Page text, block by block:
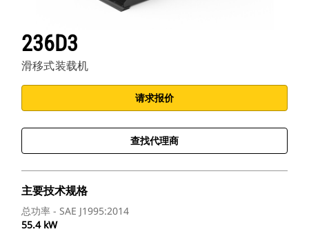
236D3
滑移式装载机
请求报价
查找代理商
主要技术规格
总功率 - SAE J1995:2014
55.4 kW